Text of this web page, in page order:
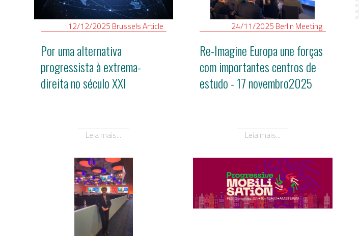
12/12/2025 BrusselsArticle
Por uma alternativa
progressista à extrema-
direita no século XXI
Leia mais...
24/11/2025 Berlin Meeting
Re-Imagine Europa une forças
com importantes centros de
estudo - 17 novembro2025
Leia mais...